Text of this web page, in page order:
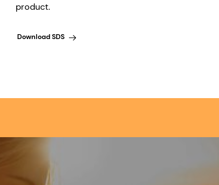
product.
Download SDS